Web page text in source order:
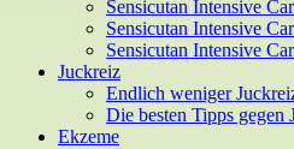
Sensicutan Intensive
Sensicutan Intensive
Sensicutan Intensive
Juckreiz
Endlich weniger
Die besten Tipps gegen
Ekzeme